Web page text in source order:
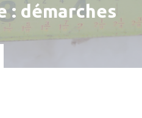
: démarches